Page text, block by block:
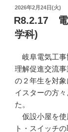
投
稿
日:
2026年2月24日(火)
R8.2.17
学科)
岐阜電気工事
理解促進交流
の２年生を対
イスターの方
た。
仮設小屋を使
ト・スイッチ